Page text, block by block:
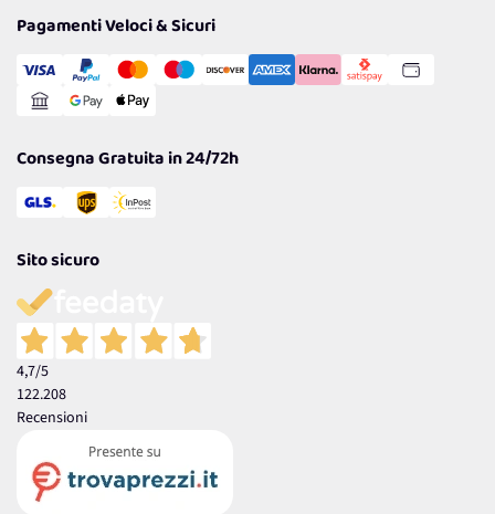
Cookie Policy
Gestisci Cookie
Reso Facile e Veloce
Pagamenti Veloci & Sicuri
Consegna Gratuita in 24/72h
Sito sicuro
4,7/5
122.208
Recensioni